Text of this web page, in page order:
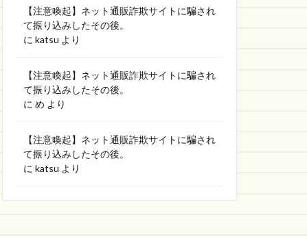
【注意喚起】ネット通販詐欺サイトに騙され
て振り込みしたその後。
に katsu より
【注意喚起】ネット通販詐欺サイトに騙され
て振り込みしたその後。
に め より
【注意喚起】ネット通販詐欺サイトに騙され
て振り込みしたその後。
に katsu より